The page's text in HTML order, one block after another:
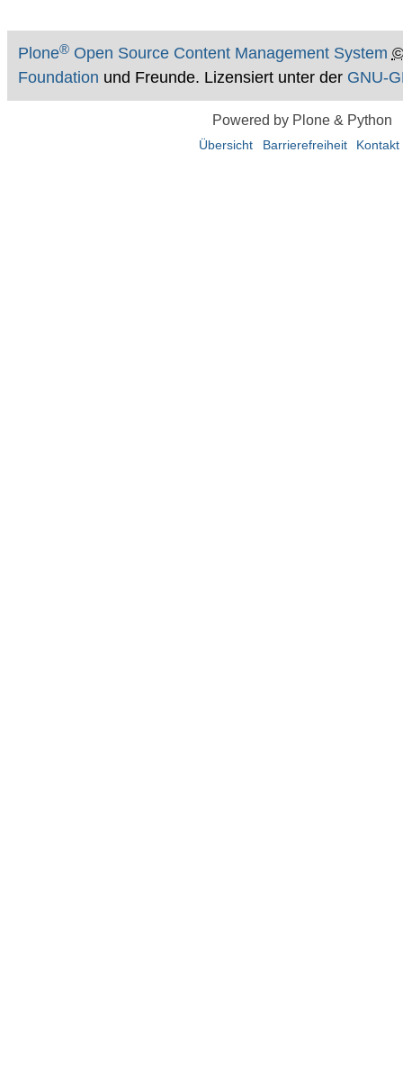
Plone®Open Source Content Management System ©
Foundation und Freunde. Lizensiert unter der GNU-
Powered by Plone & Python
Übersicht Barrierefreiheit Kontakt